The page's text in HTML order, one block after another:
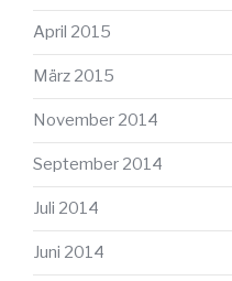
April 2015
März 2015
November 2014
September 2014
Juli 2014
Juni 2014